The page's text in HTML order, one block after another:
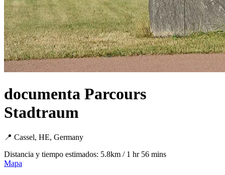
documenta Parcours
Stadtraum
📍 Cassel, HE, Germany
Distancia y tiempo estimados: 5.8km / 1 hr 56 mins
Mapa